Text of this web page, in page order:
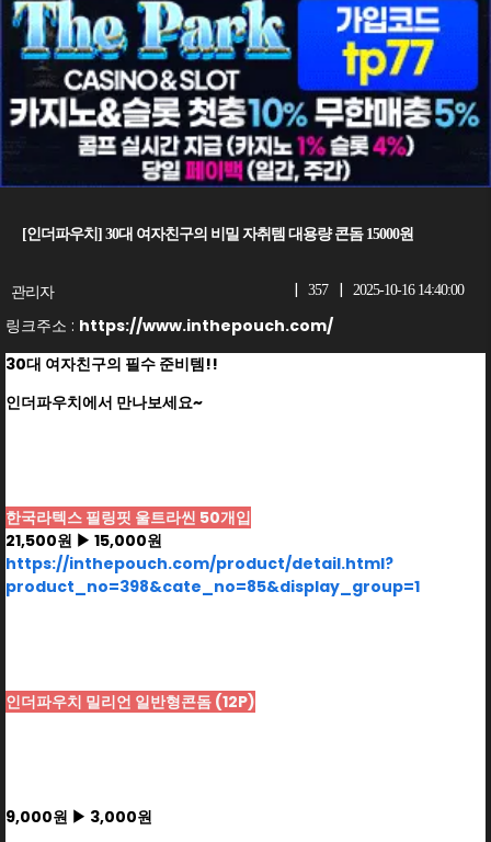
[인더파우치] 30대 여자친구의 비밀 자취템 대용량 콘돔 15000원
관리자 | 357 | 2025-10-16 14:40:00
링크주소 : https://www.inthepouch.com/
30대 여자친구의 필수 준비템!!
인더파우치에서 만나보세요~
한국라텍스 필링핏 울트라씬 50개입
21,500원 ▶ 15,000원
https://inthepouch.com/product/detail.html?
product_no=398&cate_no=85&display_group=1
인더파우치 밀리언 일반형콘돔 (12P)
9,000원 ▶ 3,000원